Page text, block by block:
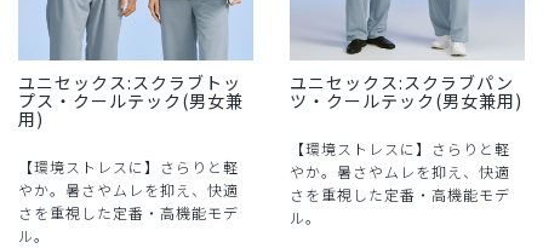
ユニセックス:スクラブトッ
プス・クールテック(男女兼
用)
【環境ストレスに】さらりと軽
やか。暑さやムレを抑え、快適
さを重視した定番・高機能モデ
ル。
ユニセックス:スクラブパン
ツ・クールテック(男女兼用)
【環境ストレスに】さらりと軽
やか。暑さやムレを抑え、快適
さを重視した定番・高機能モデ
ル。